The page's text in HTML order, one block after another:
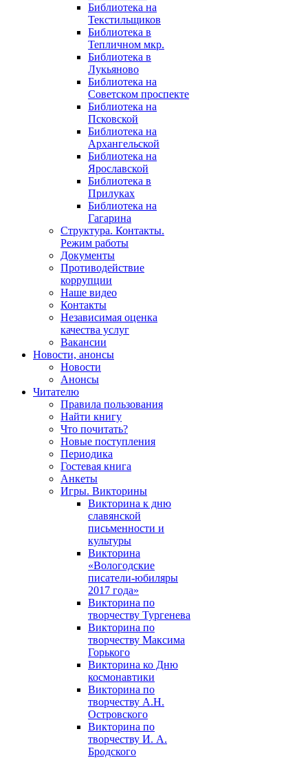
Библиотека на
Текстильщиков
Библиотека в
Тепличном мкр.
Библиотека в
Лукьяново
Библиотека на
Советском проспекте
Библиотека на
Псковской
Библиотека на
Архангельской
Библиотека на
Ярославской
Библиотека в
Прилуках
Библиотека на
Гагарина
Структура. Контакты.
Режим работы
Документы
Противодействие
коррупции
Наше видео
Контакты
Независимая оценка
качества услуг
Вакансии
Новости, анонсы
Новости
Анонсы
Читателю
Правила пользования
Найти книгу
Что почитать?
Новые поступления
Периодика
Гостевая книга
Анкеты
Игры. Викторины
Викторина к дню
славянской
письменности и
культуры
Викторина
«Вологодские
писатели-юбиляры
2017 года»
Викторина по
творчеству Тургенева
Викторина по
творчеству Максима
Горького
Викторина ко Дню
космонавтики
Викторина по
творчеству А.Н.
Островского
Викторина по
творчеству И. А.
Бродского